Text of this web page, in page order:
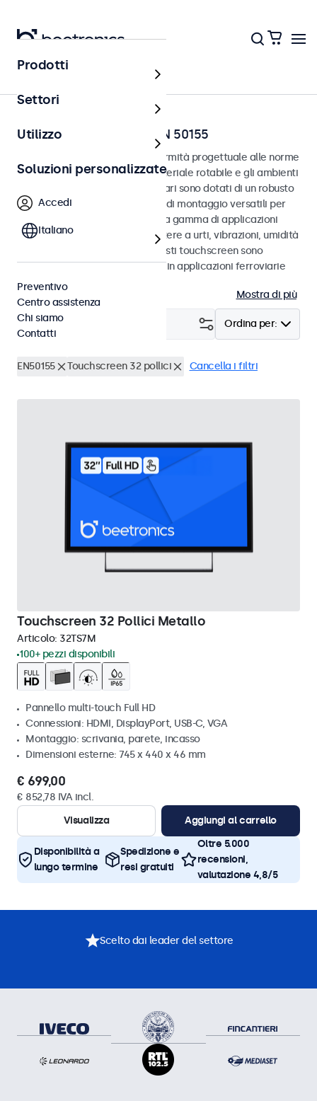
Home
Touchscreen ferroviari EN 50155
Touchscreen sviluppati in conformità progettuale alle norme
EN 50155 e EN 45545-2 per il materiale rotabile e gli ambienti
ferroviari. I touchscreen ferroviari sono dotati di un robusto
involucro in metallo con opzioni di montaggio versatili per
un’integrazione fluida in un’ampia gamma di applicazioni
ferroviarie. Progettati per resistere a urti, vibrazioni, umidità
e variazioni di temperatura, questi touchscreen sono
destinati a prestazioni affidabili in applicazioni ferroviarie
non-safety-critical.
Mostra di più
Ordina per:
Filtro (1)
EN50155 Touchscreen 32 pollici Cancella i filtri
Touchscreen 32 Pollici Metallo
Articolo: 32TS7M
100+ pezzi disponibili
Pannello multi-touch Full HD
Connessioni: HDMI, DisplayPort, USB-C, VGA
Montaggio: scrivania, parete, incasso
Dimensioni esterne: 745 x 440 x 46 mm
€ 699,00
€ 852,78 IVA incl.
Visualizza
Aggiungi al carrello
Disponibilità a
lungo termine
Spedizione e
resi gratuiti
Oltre 5.000
recensioni,
valutazione 4,8/5
Prodotti
Settori
Utilizzo
Soluzioni personalizzate
Accedi
Italiano
Preventivo
Centro assistenza
Chi siamo
Contatti
Scelto dai leader del settore